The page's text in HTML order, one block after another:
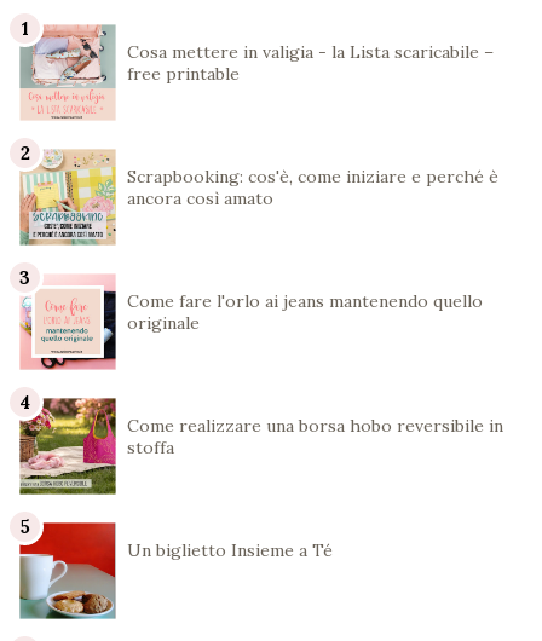
Cosa mettere in valigia - la Lista scaricabile –
free printable
Scrapbooking: cos'è, come iniziare e perché è
ancora così amato
Come fare l'orlo ai jeans mantenendo quello
originale
Come realizzare una borsa hobo reversibile in
stoffa
Un biglietto Insieme a Té